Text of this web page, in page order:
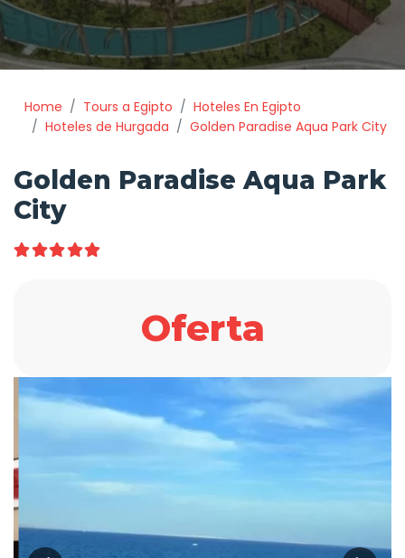
Home Tours a Egipto
Hoteles En Egipto
Hoteles de Hurgada
Golden Paradise Aqua Park City
Golden Paradise Aqua Park
City
Oferta